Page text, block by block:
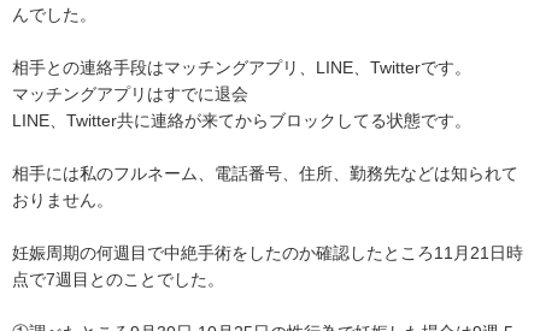
んでした。
相手との連絡手段はマッチングアプリ、LINE、Twitterです。
マッチングアプリはすでに退会
LINE、Twitter共に連絡が来てからブロックしてる状態です。
相手には私のフルネーム、電話番号、住所、勤務先などは知られて
おりません。
妊娠周期の何週目で中絶手術をしたのか確認したところ11月21日時
点で7週目とのことでした。